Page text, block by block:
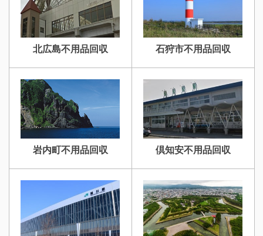
北広島不用品回収 石狩市不用品回収
岩内町不用品回収 倶知安不用品回収